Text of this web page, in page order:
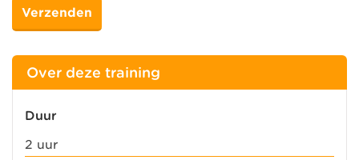
Over deze training
Duur
2 uur